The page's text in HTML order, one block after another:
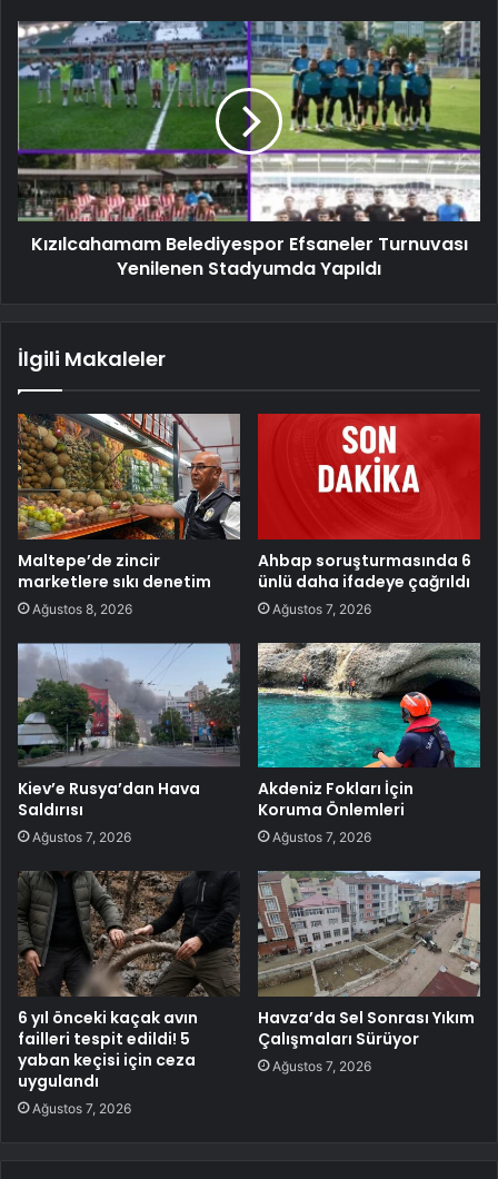
Kızılcahamam Belediyespor Efsaneler Turnuvası
Yenilenen Stadyumda Yapıldı
İlgili Makaleler
Maltepe’de zincir
marketlere sıkı denetim
Ağustos 8, 2026
Ahbap soruşturmasında 6
ünlü daha ifadeye çağrıldı
Ağustos 7, 2026
Kiev’e Rusya’dan Hava
Saldırısı
Ağustos 7, 2026
Akdeniz Fokları İçin
Koruma Önlemleri
Ağustos 7, 2026
6 yıl önceki kaçak avın
failleri tespit edildi! 5
yaban keçisi için ceza
uygulandı
Ağustos 7, 2026
Havza’da Sel Sonrası Yıkım
Çalışmaları Sürüyor
Ağustos 7, 2026